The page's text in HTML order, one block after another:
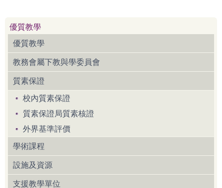
優質教學
優質教學
教務會屬下教與學委員會
質素保證
校內質素保證
質素保證局質素核證
外界基準評價
學術課程
設施及資源
支援教學單位